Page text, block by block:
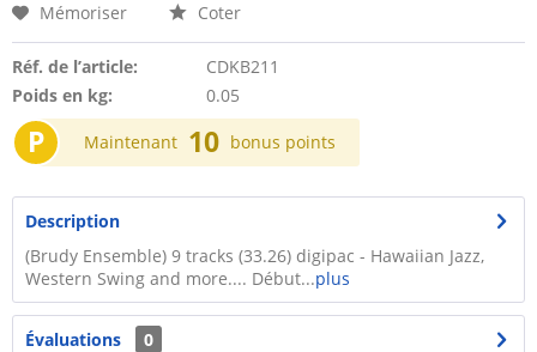
Mémoriser Coter
Réf. de l’article:
CDKB211
Poids en kg:
0.05
P Maintenant 10 bonus points
Description
(Brudy Ensemble) 9 tracks (33.26) digipac - Hawaiian Jazz,
Western Swing and more.... Début...plus
Évaluations
0